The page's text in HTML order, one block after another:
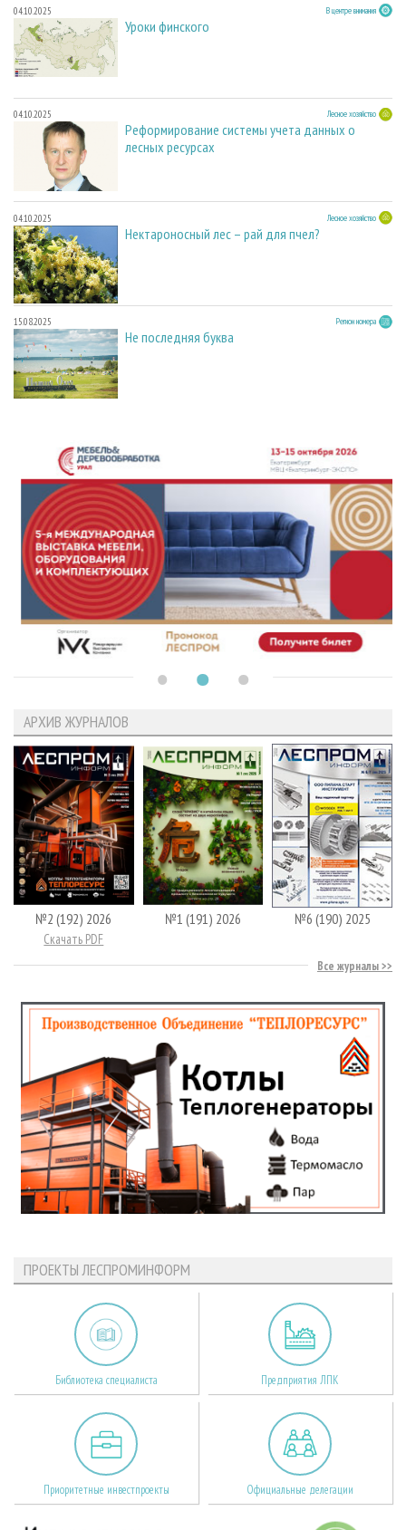
04.10.2025 В центре внимания
Уроки финского
04.10.2025 Лесное хозяйство
Реформирование системы учета данных о
лесных ресурсах
04.10.2025 Лесное хозяйство
Нектароносный лес – рай для пчел?
15.08.2025 Регион номера
Не последняя буква
АРХИВ ЖУРНАЛОВ
№2 (192) 2026
Скачать PDF
№1 (191) 2026 №6 (190) 2025
Все журналы
ПРОЕКТЫ ЛЕСПРОМИНФОРМ
Библиотека специалиста Предприятия ЛПК
Приоритетные инвестпроекты Официальные делегации